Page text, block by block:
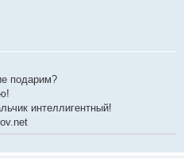
подарим?
интеллигентный!